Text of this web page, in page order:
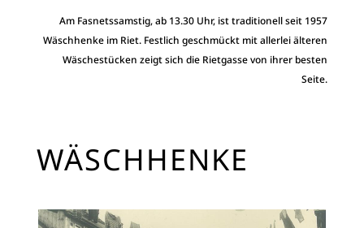
Am Fasnetssamstig, ab 13.30 Uhr, ist traditionell seit 1957
Wäschhenke im Riet. Festlich geschmückt mit allerlei älteren
Wäschestücken zeigt sich die Rietgasse von ihrer besten
Seite.
WÄSCHHENKE